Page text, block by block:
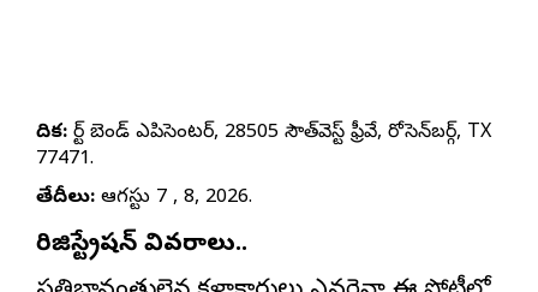
వేదిక: ఫోర్ట్ బెండ్ ఎపిసెంటర్, 28505 సౌత్‌వెస్ట్ ఫ్రీవే, రోసెన్‌బర్గ్, TX
77471.
తేదీలు: ఆగస్టు 7 , 8, 2026.
రిజిస్ట్రేషన్ వివరాలు..